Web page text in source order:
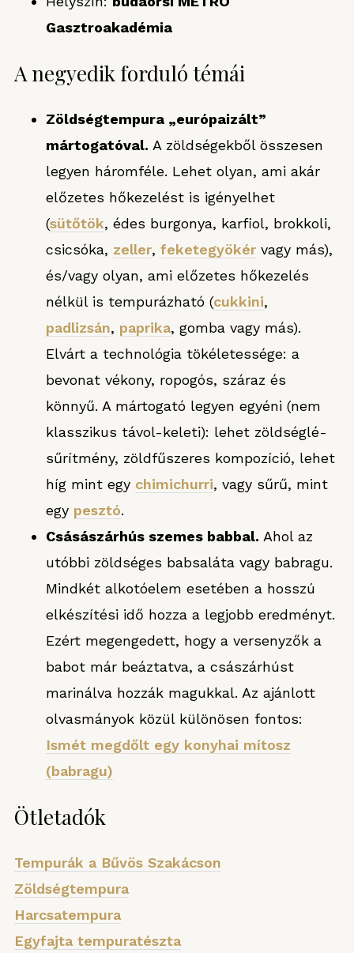
Gasztroakadémia
A negyedik forduló témái
Zöldségtempura „európaizált”
mártogatóval. A zöldségekből összesen
legyen háromféle. Lehet olyan, ami akár
előzetes hőkezelést is igényelhet
(sütőtök, édes burgonya, karfiol, brokkoli,
csicsóka, zeller, feketegyökér vagy más),
és/vagy olyan, ami előzetes hőkezelés
nélkül is tempurázható (cukkini,
padlizsán, paprika, gomba vagy más).
Elvárt a technológia tökéletessége: a
bevonat vékony, ropogós, száraz és
könnyű. A mártogató legyen egyéni (nem
klasszikus távol-keleti): lehet zöldséglé-
sűrítmény, zöldfűszeres kompozíció, lehet
híg mint egy chimichurri, vagy sűrű, mint
egy pesztó.
Csásászárhús szemes babbal. Ahol az
utóbbi zöldséges babsaláta vagy babragu.
Mindkét alkotóelem esetében a hosszú
elkészítési idő hozza a legjobb eredményt.
Ezért megengedett, hogy a versenyzők a
babot már beáztatva, a császárhúst
marinálva hozzák magukkal. Az ajánlott
olvasmányok közül különösen fontos:
Ismét megdőlt egy konyhai mítosz
(babragu)
Ötletadók
Tempurák a Bűvös Szakácson
Zöldségtempura
Harcsatempura
Egyfajta tempuratészta